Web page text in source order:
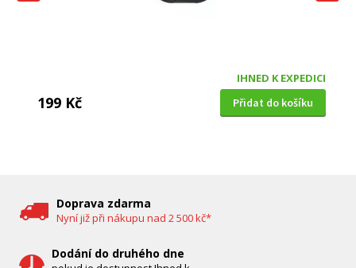
IHNED K EXPEDICI
199 Kč Přidat do košíku
Doprava zdarma
Nyní již při nákupu nad 2 500 kč*
Dodání do druhého dne